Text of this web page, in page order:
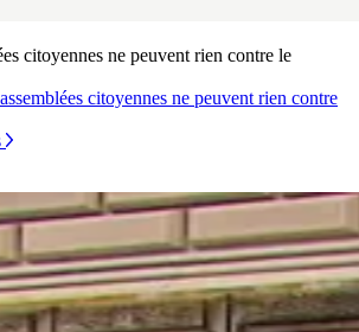
citoyennes ne peuvent rien contre le
citoyennes ne peuvent rien contre